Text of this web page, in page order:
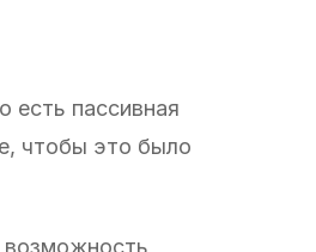
есть пассивная
чтобы это было